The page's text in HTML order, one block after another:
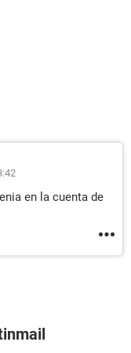
en la cuenta de